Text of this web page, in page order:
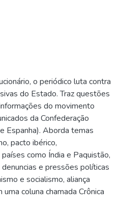
o periódico luta contra
do Estado. Traz questões
do movimento
da Confederação
Espanha). Aborda temas
pacto ibérico,
como Índia e Paquistão,
e pressões políticas
e socialismo, aliança
coluna chamada Crônica